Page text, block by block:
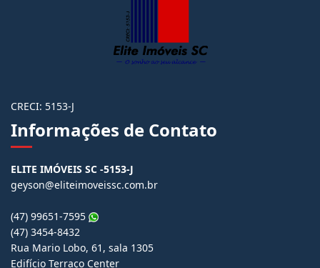
CRECI: 5153-J
Informações de Contato
ELITE IMÓVEIS SC -5153-J
geyson@eliteimoveissc.com.br
(47) 99651-7595
(47) 3454-8432
Rua Mario Lobo, 61, sala 1305
Edifício Terraço Center